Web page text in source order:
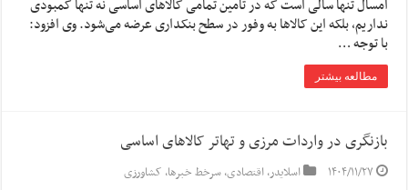
امسال تنها سالی است که در تأمین تمامی کالاهای اساسی نه تنها کمبودی
نداریم، بلکه این کالاها به وفور در سطح بنکداری عرضه می‌شود. وی افزود:
با توجه …
مطالعه بیشتر
بازنگری در واردات مرزی و تهاتر کالاهای اساسی
۱۴۰۴/۱۱/۲۷ اسلایدر,اقتصادی,سرخط خبرها, کشاورزی